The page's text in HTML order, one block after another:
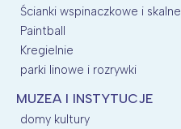
Ścianki wspinaczkowe i skalne
Paintball
Kregielnie
parki linowe i rozrywki
MUZEA I INSTYTUCJE
domy kultury